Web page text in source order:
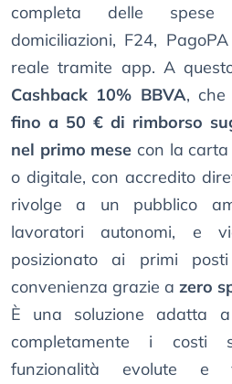
completa delle spese
domiciliazioni, F24,
reale tramite app. A
Cashback 10% BBVA, che
fino a 50 € di rimborso
nel primo mese con la
o digitale, con accredito
rivolge a un pubblico
lavoratori autonomi, e
posizionato ai primi
convenienza grazie a zero
È una soluzione adatta
completamente i costi
funzionalità evolute e